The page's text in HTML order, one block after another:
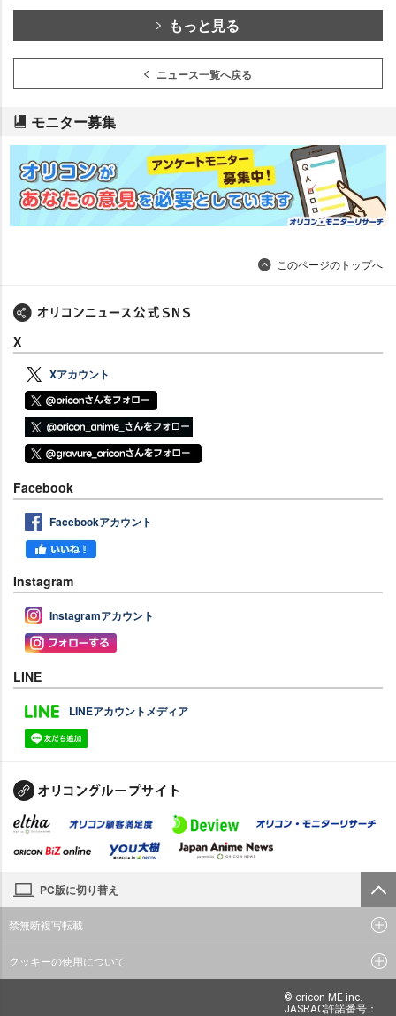
もっと見る
ニュース一覧へ戻る
モニター募集
このページのトップへ
X
Xアカウント
Facebook
Facebookアカウント
Instagram
Instagramアカウント
LINE
LINEアカウントメディア
PC版に切り替え
禁無断複写転載
クッキーの使用について
© oricon ME inc.
JASRAC許諾番号：